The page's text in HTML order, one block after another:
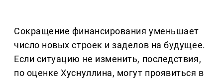
Сокращение финансирования уменьшает
число новых строек и заделов на будущее.
Если ситуацию не изменить, последствия,
по оценке Хуснуллина, могут проявиться в